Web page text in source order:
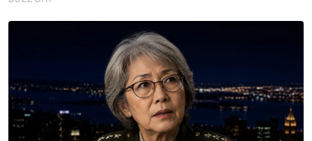
“Justeru, YBR akan sentiasa mendoakan agar
Aidafatini diberikan kekuatan dan
dipermudahkan segala urusan,” katanya.